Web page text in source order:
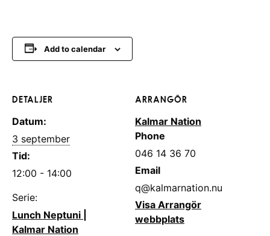
Add to calendar
DETALJER
Datum:
3 september
Tid:
12:00 - 14:00
Serie:
Lunch Neptuni |
Kalmar Nation
ARRANGÖR
Kalmar Nation
Phone
046 14 36 70
Email
q@kalmarnation.nu
Visa Arrangör
webbplats